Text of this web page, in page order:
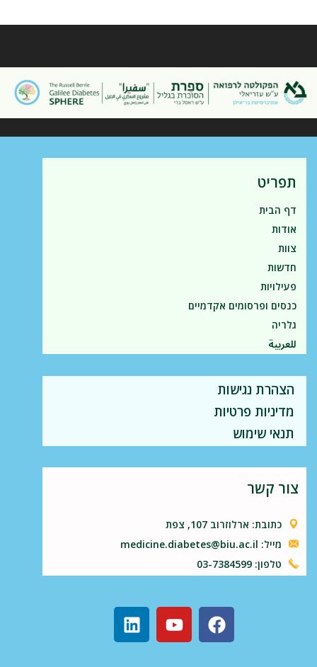
תפריט
דף הבית
אודות
צוות
חדשות
פעילויות
כנסים ופרסומים אקדמיים
גלריה
للعربية
הצהרת נגישות
מדיניות פרטיות
תנאי שימוש
צור קשר
כתובת: ארלוזרוב 107, צפת
מייל: medicine.diabetes@biu.ac.il
טלפון: 03-7384599